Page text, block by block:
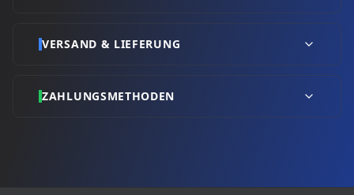
VERSAND & LIEFERUNG
ZAHLUNGSMETHODEN